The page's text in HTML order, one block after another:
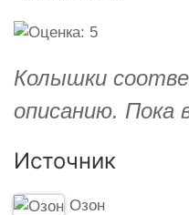
Колышки
описанию. Пока
Источник
Озон